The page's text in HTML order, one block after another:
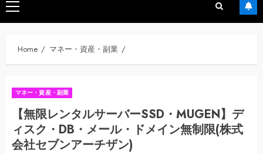
Primary
Menu
Home マネー・資産・副業
マネー・資産・副業
【無限レンタルサーバーSSD・MUGEN】デ
ィスク・DB・メール・ドメイン無制限(株式
会社セブンアーチザン)